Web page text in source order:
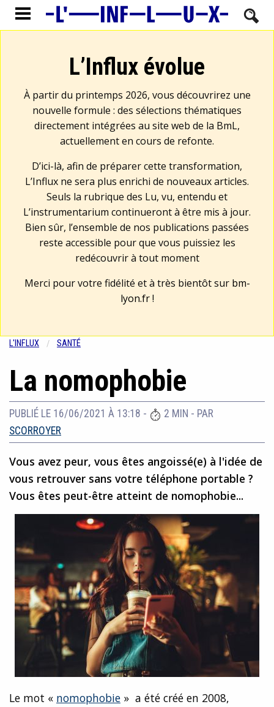
L’Influx évolue
À partir du printemps 2026, vous découvrirez une
nouvelle formule : des sélections thématiques
directement intégrées au site web de la BmL,
actuellement en cours de refonte.
D’ici-là, afin de préparer cette transformation,
L’Influx ne sera plus enrichi de nouveaux articles.
Seuls la rubrique des Lu, vu, entendu et
L’instrumentarium continueront à être mis à jour.
Bien sûr, l’ensemble de nos publications passées
reste accessible pour que vous puissiez les
redécouvrir à tout moment
Merci pour votre fidélité et à très bientôt sur bm-
lyon.fr!
L'INFLUX SANTÉ
La nomophobie
PUBLIÉ LE 16/06/2021 À 13:18 - 2 MIN - PAR
SCORROYER
Vous avez peur, vous êtes angoissé(e) à l'idée de
vous retrouver sans votre téléphone portable ?
Vous êtes peut-être atteint de nomophobie...
Le mot « nomophobie » a été créé en 2008,